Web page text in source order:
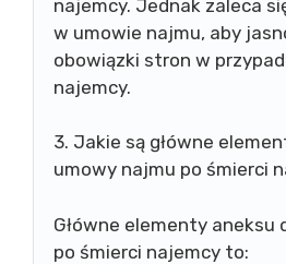
najemcy. Jednak zaleca
w umowie najmu, aby
obowiązki stron w
najemcy.
3. Jakie są główne
umowy najmu po śmierci
Główne elementy aneksu
po śmierci najemcy to: